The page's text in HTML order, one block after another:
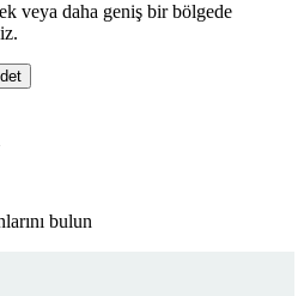
veya daha geniş bir bölgede
bulun